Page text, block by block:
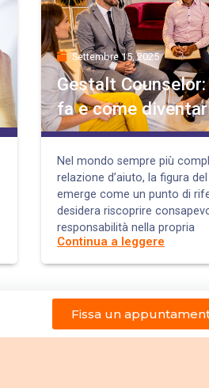
Settembre 15, 2025
Gestalt
fa e come
Nel mondo sempre più
relazione d’aiuto, la figura
emerge come un punto di
desidera riscoprire
responsabilità nella propria
Continua a leggere
Fissa un